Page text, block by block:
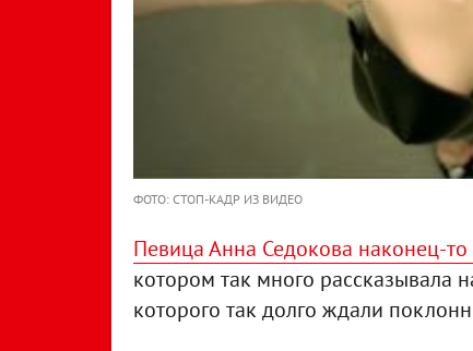
ФОТО: СТОП-КАДР ИЗ ВИДЕО
Певица Анна Седокова наконец-
котором так много рассказывала
которого так долго ждали